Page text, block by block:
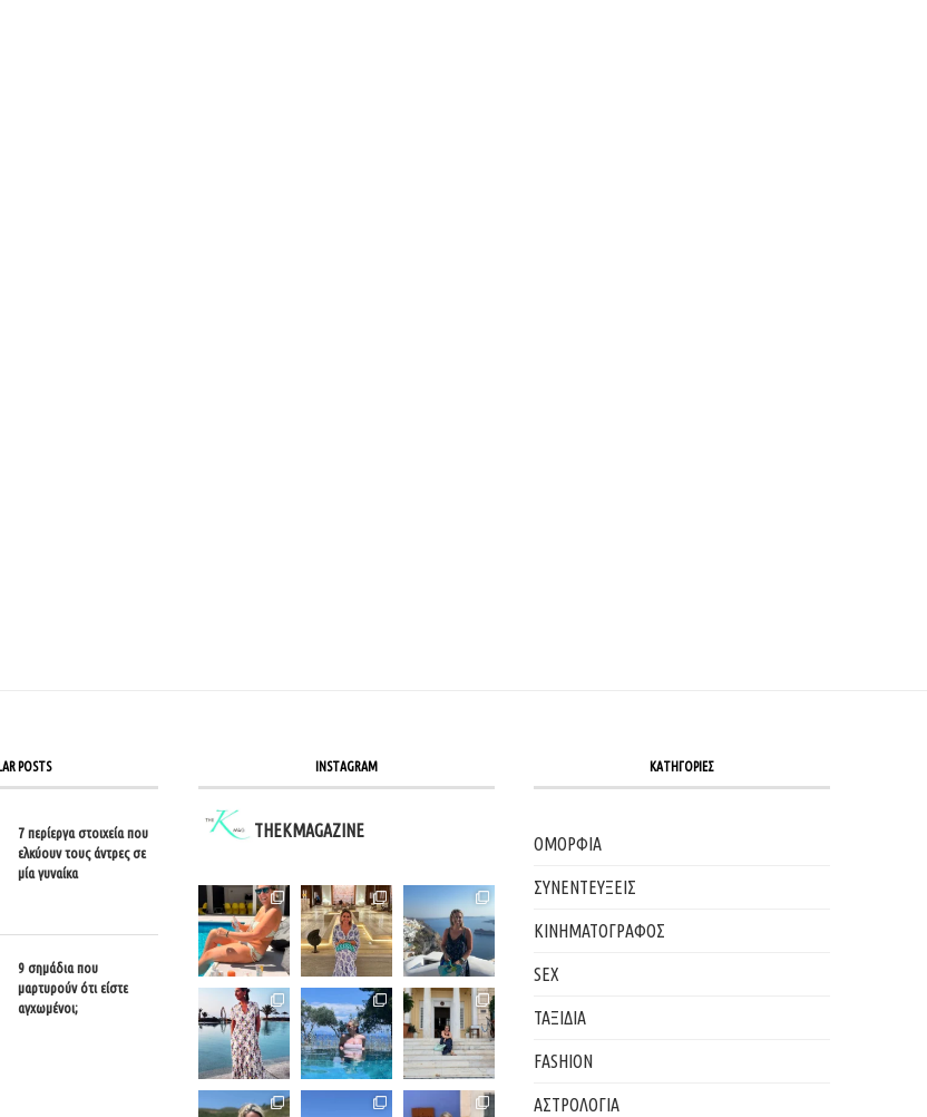
POSTS
7 περίεργα στοιχεία που
ελκύουν τους άντρες σε
μία γυναίκα
9 σημάδια που
μαρτυρούν ότι είστε
αγχωμένοι;
INSTAGRAM
THEKMAGAZINE
ΚΑΤΗΓΟΡΙΕΣ
ΟΜΟΡΦΙΑ
ΣΥΝΕΝΤΕΥΞΕΙΣ
ΚΙΝΗΜΑΤΟΓΡΑΦΟΣ
SEX
ΤΑΞΙΔΙΑ
FASHION
ΑΣΤΡΟΛΟΓΙΑ